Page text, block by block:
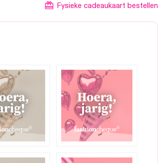
Fysieke cadeaukaart bestellen